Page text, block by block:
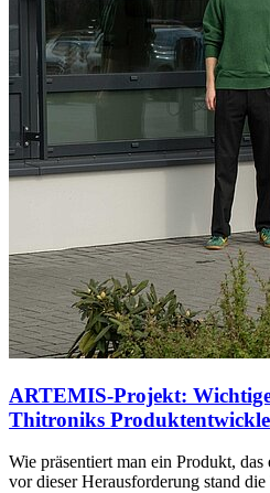
ARTEMIS-Projekt:
Thitroniks
Wie präsentiert man ein Produkt,
vor dieser Herausforderung stand